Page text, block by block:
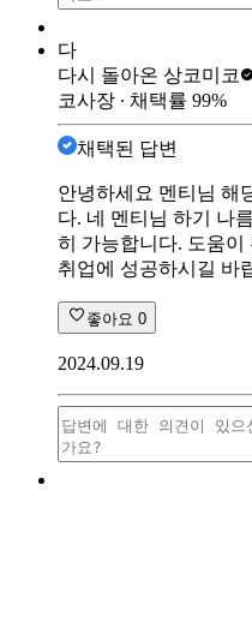
다
다시 돌아온 상코미코
코사장 ∙ 채택률 99%
채택된 답변
안녕하세요 멘티님 해
다. 네 멘티님 하기 나
히 가능합니다. 도움
취업에 성공하시길 바
좋아요 0
2024.09.19